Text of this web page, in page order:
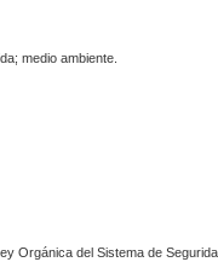
medio ambiente.
Orgánica del Sistema de